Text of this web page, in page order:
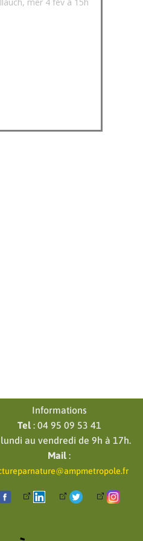
Informations
Tel: 04 95 09 53 41
au vendredi de 9h à 17h.
Mail :